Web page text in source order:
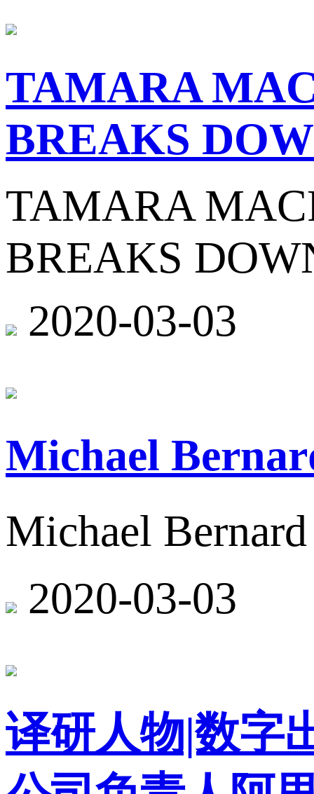
TAMARA
BREAKS
TAMARA
BREAKS
2020-03-03
Michael
Michael
2020-03-03
译研人物|数字